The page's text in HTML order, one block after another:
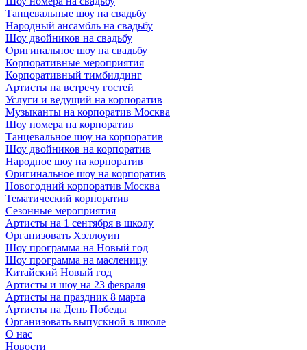
Танцевальные шоу на свадьбу
Народный ансамбль на свадьбу
Шоу двойников на свадьбу
Оригинальное шоу на свадьбу
Корпоративные мероприятия
Корпоративный тимбилдинг
Артисты на встречу гостей
Услуги и ведущий на корпоратив
Музыканты на корпоратив Москва
Шоу номера на корпоратив
Танцевальное шоу на корпоратив
Шоу двойников на корпоратив
Народное шоу на корпоратив
Оригинальное шоу на корпоратив
Новогодний корпоратив Москва
Тематический корпоратив
Сезонные мероприятия
Артисты на 1 сентября в школу
Организовать Хэллоуин
Шоу программа на Новый год
Шоу программа на масленицу
Китайский Новый год
Артисты и шоу на 23 февраля
Артисты на праздник 8 марта
Артисты на День Победы
Организовать выпускной в школе
О нас
Новости